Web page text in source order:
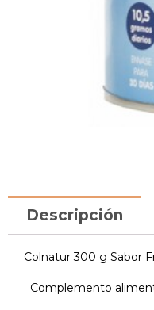
Descripción
Colnatur 300 g Sabor
Complemento